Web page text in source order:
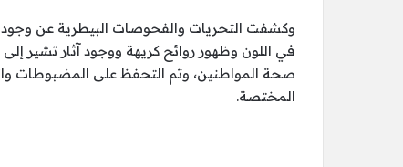
وكشفت التحريات والفحوصات البيطرية عن
في اللون وظهور روائح كريهة ووجود آثار تشير
صحة المواطنين، وتم التحفظ على المضبوطات
المختصة.